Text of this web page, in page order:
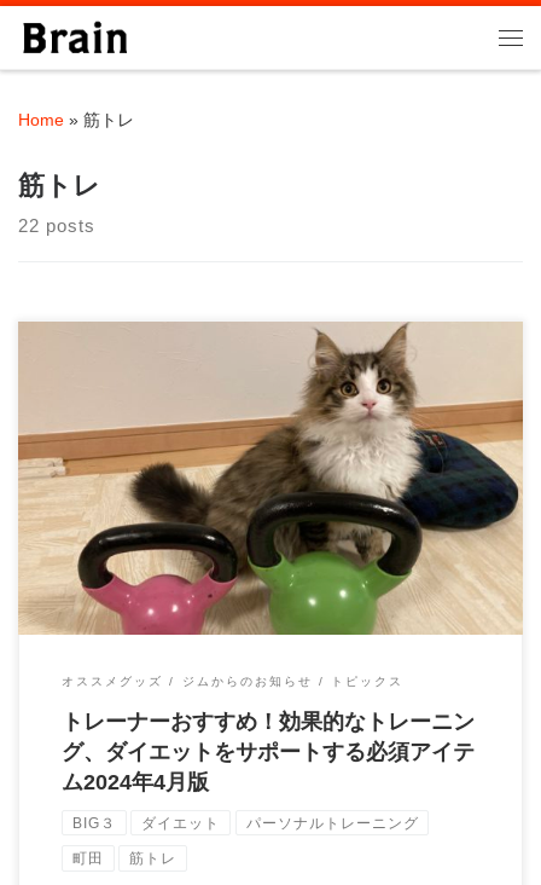
Skip to content
Home » 筋トレ
筋トレ
22 posts
こんにちは、みなさん！ パーソナルトレーニングジムBrainのパ
ーソナルトレーナーの大石 圭太朗です […]
オススメグッズ ジムからのお知らせ トピックス
トレーナーおすすめ！効果的なトレーニン
グ、ダイエットをサポートする必須アイテ
ム2024年4月版
BIG３ ダイエット パーソナルトレーニング
町田 筋トレ